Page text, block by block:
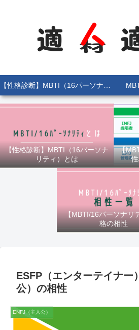
【性格診断】MBTI（16パーソナリティ）とは
【性格診断】MBTI（16パーソナ
リティ）とは
【
【MBTI/16パーソナリ
格の相性
ESFP（エンターテイナー
公）の相性
ENFJ（主人公）